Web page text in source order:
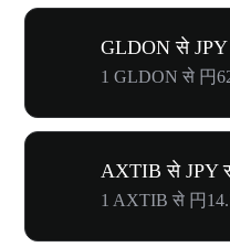
GLDON से JPY
1 GLDON से 円
AXTIB से JPY
1 AXTIB से 円